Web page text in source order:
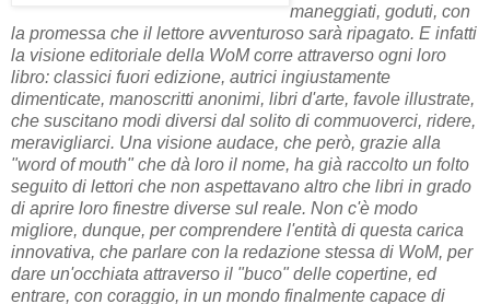
maneggiati, goduti, con
la promessa che il lettore avventuroso sarà ripagato. E infatti
la visione editoriale della WoM corre attraverso ogni loro
libro: classici fuori edizione, autrici ingiustamente
dimenticate, manoscritti anonimi, libri d'arte, favole illustrate,
che suscitano modi diversi dal solito di commuoverci, ridere,
meravigliarci. Una visione audace, che però, grazie alla
"word of mouth" che dà loro il nome, ha già raccolto un folto
seguito di lettori che non aspettavano altro che libri in grado
di aprire loro finestre diverse sul reale. Non c'è modo
migliore, dunque, per comprendere l'entità di questa carica
innovativa, che parlare con la redazione stessa di WoM, per
dare un'occhiata attraverso il "buco" delle copertine, ed
entrare, con coraggio, in un mondo finalmente capace di